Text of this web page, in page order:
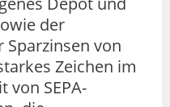
der
von
Zeichen im
von SEPA-